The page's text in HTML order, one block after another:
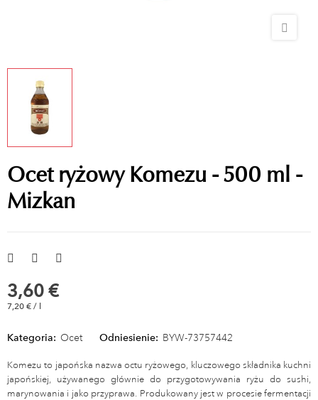
Ocet ryżowy Komezu - 500 ml -
Mizkan
3,60 €
7,20 € / l
Kategoria: Ocet Odniesienie: BYW-73757442
Komezu to japońska nazwa octu ryżowego, kluczowego składnika kuchni
japońskiej, używanego głównie do przygotowywania ryżu do sushi,
marynowania i jako przyprawa. Produkowany jest w procesie fermentacji